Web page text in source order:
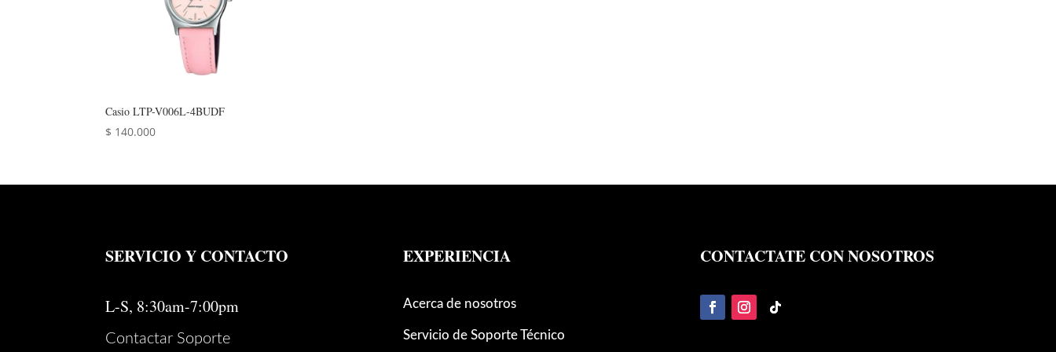
Casio LTP-V006L-4BUDF
$ 140.000
SERVICIO Y CONTACTO
L-S, 8:30am-7:00pm
Contactar Soporte
EXPERIENCIA
Acerca de nosotros
Servicio de Soporte Técnico
CONTACTATE CON NOSOTROS